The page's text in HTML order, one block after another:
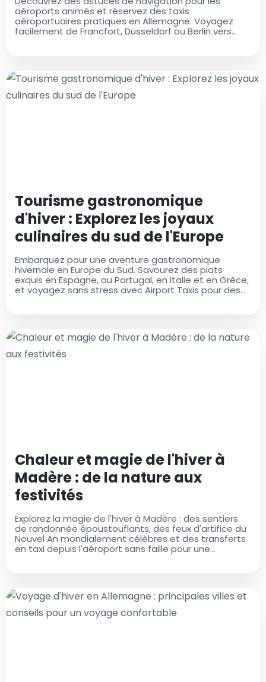
aéroports animés et réservez des taxis
aéroportuaires pratiques en Allemagne. Voyagez
facilement de Francfort, Düsseldorf ou Berlin vers
Tourisme gastronomique
d'hiver : Explorez les joyaux
culinaires du sud de l'Europe
Embarquez pour une aventure gastronomique
hivernale en Europe du Sud. Savourez des plats
exquis en Espagne, au Portugal, en Italie et en Grèce,
et voyagez sans stress avec Airport Taxis pour des
Chaleur et magie de l'hiver à
Madère : de la nature aux
festivités
Explorez la magie de l'hiver à Madère : des sentiers
de randonnée époustouflants, des feux d'artifice du
Nouvel An mondialement célèbres et des transferts
en taxi depuis l'aéroport sans faille pour une